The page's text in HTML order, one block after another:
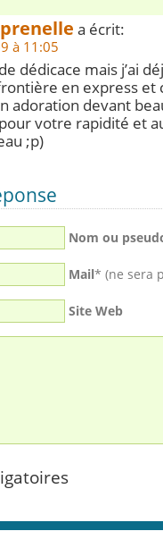
a écrit:
à 11:05
dédicace mais j’ai
en express et
adoration devant
votre rapidité et
;p)
Nom ou
Mail* (ne sera
Site Web